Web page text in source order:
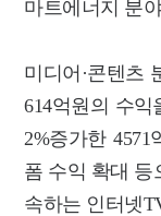
마트에너지 분
미디어·콘텐츠
614억원의 수
2%증가한
폼 수익 확대 등
속하는 인터넷